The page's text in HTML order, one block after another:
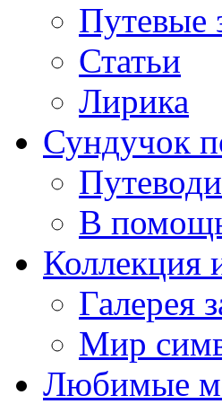
Путевые
Статьи
Лирика
Сундучок
В
Коллекция
Галерея
Мир
Любимые